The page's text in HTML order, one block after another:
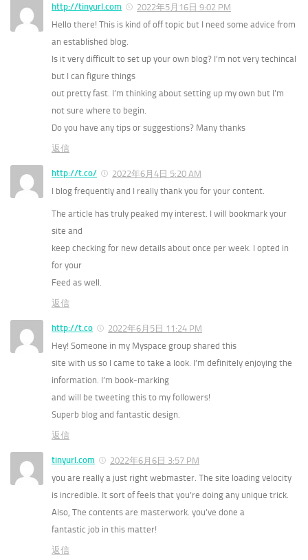
http://tinyurl.com
2022年5月16日 9:02 PM
Hello there! This is kind of off topic but I need some advice from
an established blog.
Is it very difficult to set up your own blog? I’m not very techincal
but I can figure things
out pretty fast. I’m thinking about setting up my own but I’m
not sure where to begin.
Do you have any tips or suggestions? Many thanks
返信
http://t.co/
2022年6月4日 5:20 AM
I blog frequently and I really thank you for your content.
The article has truly peaked my interest. I will bookmark your
site and
keep checking for new details about once per week. I opted in
for your
Feed as well.
返信
http://t.co
2022年6月5日 11:24 PM
Hey! Someone in my Myspace group shared this
site with us so I came to take a look. I’m definitely enjoying the
information. I’m book-marking
and will be tweeting this to my followers!
Superb blog and fantastic design.
返信
tinyurl.com
2022年6月6日 3:57 PM
you are really a just right webmaster. The site loading velocity
is incredible. It sort of feels that you’re doing any unique trick.
Also, The contents are masterwork. you’ve done a
fantastic job in this matter!
返信